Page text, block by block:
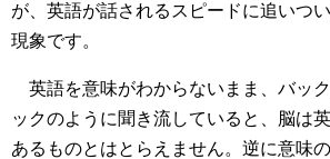
が、英語が話されるスピードに追いつ
現象です。
英語を意味がわからないまま、バッ
ックのように聞き流していると、脳は
あるものとはとらえません。逆に意味